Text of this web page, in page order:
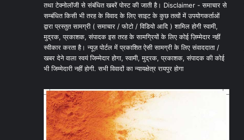
तथा टेक्नोलॉजी से संबंधित खबरें पोस्ट की जाती है। Disclaimer - समाचार से
सम्बंधित किसी भी तरह के विवाद के लिए साइट के कुछ तत्वों में उपयोगकर्ताओं
द्वारा प्रस्तुत सामग्री ( समाचार / फोटो / विडियो आदि ) शामिल होगी स्वामी,
मुद्रक, प्रकाशक, संपादक इस तरह के सामग्रियों के लिए कोई ज़िम्मेदार नहीं
स्वीकार करता है। न्यूज़ पोर्टल में प्रकाशित ऐसी सामग्री के लिए संवाददाता /
खबर देने वाला स्वयं जिम्मेदार होगा, स्वामी, मुद्रक, प्रकाशक, संपादक की कोई
भी जिम्मेदारी नहीं होगी. सभी विवादों का न्यायक्षेत्र रायपुर होगा